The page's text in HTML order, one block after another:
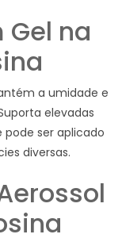
na
a umidade e
elevadas
ser aplicado
diversas.